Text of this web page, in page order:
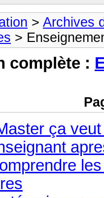
> Archives
>
complète :
ça